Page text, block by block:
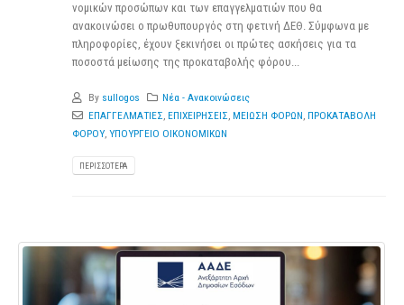
νομικών προσώπων και των επαγγελματιών που θα
ανακοινώσει ο πρωθυπουργός στη φετινή ΔΕΘ. Σύμφωνα με
πληροφορίες, έχουν ξεκινήσει οι πρώτες ασκήσεις για τα
ποσοστά μείωσης της προκαταβολής φόρου...
By sullogos
Νέα - Ανακοινώσεις
ΕΠΑΓΓΕΛΜΑΤΙΕΣ, ΕΠΙΧΕΙΡΗΣΕΙΣ, ΜΕΙΩΣΗ ΦΟΡΩΝ, ΠΡΟΚΑΤΑΒΟΛΗ
ΦΟΡΟΥ, ΥΠΟΥΡΓΕΙΟ ΟΙΚΟΝΟΜΙΚΩΝ
ΠΕΡΙΣΣΌΤΕΡΑ